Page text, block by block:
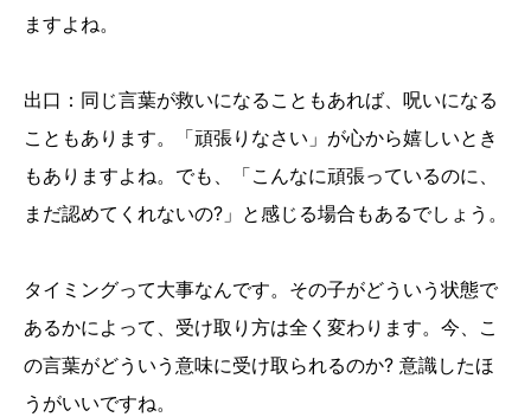
ますよね。
出口：同じ言葉が救いになることもあれば、呪いになる
こともあります。「頑張りなさい」が心から嬉しいとき
もありますよね。でも、「こんなに頑張っているのに、
まだ認めてくれないの?」と感じる場合もあるでしょう。
タイミングって大事なんです。その子がどういう状態で
あるかによって、受け取り方は全く変わります。今、こ
の言葉がどういう意味に受け取られるのか? 意識したほ
うがいいですね。